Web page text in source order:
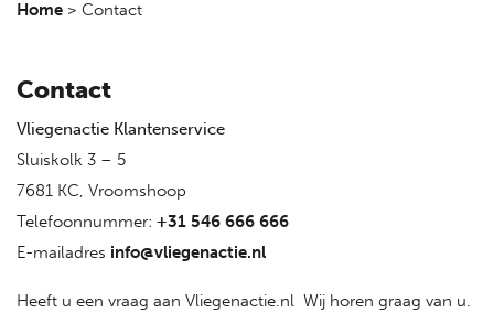
Home > Contact
Contact
Vliegenactie Klantenservice
Sluiskolk 3 – 5
7681 KC, Vroomshoop
Telefoonnummer: +31 546 666 666
E-mailadres info@vliegenactie.nl
Heeft u een vraag aan Vliegenactie.nl Wij horen graag van u.